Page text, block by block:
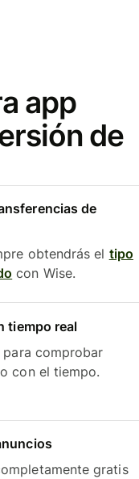
app
de
de
obtendrás el tipo
con Wise.
tiempo real
comprobar
con el tiempo.
gratis